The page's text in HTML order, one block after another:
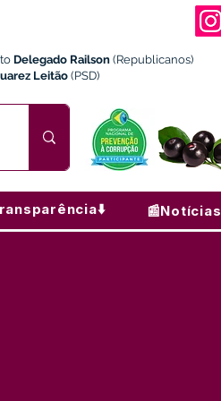
Delegado Railson (Republicanos)
Leitão (PSD)
📰Notícias
diversos ,